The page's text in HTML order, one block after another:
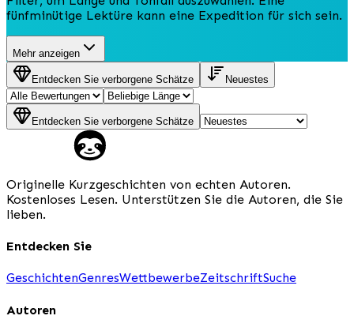
fünfminütige Lektüre kann eine Expedition für sich sein.
Mehr anzeigen
Entdecken Sie verborgene Schätze Neuestes
Entdecken Sie verborgene Schätze
Originelle Kurzgeschichten von echten Autoren.
Kostenloses Lesen. Unterstützen Sie die Autoren, die Sie
lieben.
Entdecken Sie
GeschichtenGenresWettbewerbeZeitschriftSuche
Autoren